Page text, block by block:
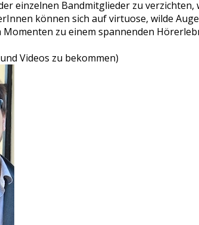
einzelnen Bandmitglieder zu verzichten,
können sich auf virtuose, wilde
zu einem spannenden
Videos zu bekommen)